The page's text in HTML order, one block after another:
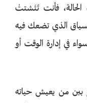
فأنت تَتَشتتْ
الذي تضعك فيه
في إدارة الوقت أو
من يعيش حياته